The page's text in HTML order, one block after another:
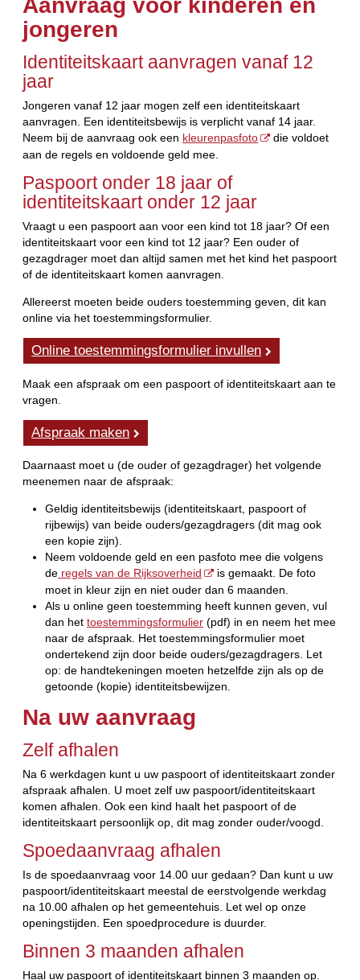
Aanvraag voor kinderen en
jongeren
Identiteitskaart aanvragen vanaf 12
jaar
Jongeren vanaf 12 jaar mogen zelf een identiteitskaart
aanvragen. Een identiteitsbewijs is verplicht vanaf 14 jaar.
Neem bij de aanvraag ook een kleurenpasfoto
die voldoet
aan de regels en voldoende geld mee.
Paspoort onder 18 jaar of
identiteitskaart onder 12 jaar
Vraagt u een paspoort aan voor een kind tot 18 jaar? Of een
identiteitskaart voor een kind tot 12 jaar? Een ouder of
gezagdrager moet dan altijd samen met het kind het paspoort
of de identiteitskaart komen aanvragen.
Allereerst moeten beide ouders toestemming geven, dit kan
online via het toestemmingsformulier.
Online toestemmingsformulier invullen
Maak een afspraak om een paspoort of identiteitskaart aan te
vragen.
Afspraak maken
Daarnaast moet u (de ouder of gezagdrager) het volgende
meenemen naar de afspraak:
Geldig identiteitsbewijs (identiteitskaart, paspoort of
rijbewijs) van beide ouders/gezagdragers (dit mag ook
een kopie zijn).
Neem voldoende geld en een pasfoto mee die volgens
deregels van de Rijksoverheid
is gemaakt. De foto
moet in kleur zijn en niet ouder dan 6 maanden.
Als u online geen toestemming heeft kunnen geven, vul
dan het toestemmingsformulier(pdf) in en neem het mee
naar de afspraak. Het toestemmingsformulier moet
ondertekend zijn door beide ouders/gezagdragers. Let
op: de handtekeningen moeten hetzelfde zijn als op de
getoonde (kopie) identiteitsbewijzen.
Na uw aanvraag
Zelf afhalen
Na 6 werkdagen kunt u uw paspoort of identiteitskaart zonder
afspraak afhalen. U moet zelf uw paspoort/identiteitskaart
komen afhalen. Ook een kind haalt het paspoort of de
identiteitskaart persoonlijk op, dit mag zonder ouder/voogd.
Spoedaanvraag afhalen
Is de spoedaanvraag voor 14.00 uur gedaan? Dan kunt u uw
paspoort/identiteitskaart meestal de eerstvolgende werkdag
na 10.00 afhalen op het gemeentehuis. Let wel op onze
openingstijden. Een spoedprocedure is duurder.
Binnen 3 maanden afhalen
Haal uw paspoort of identiteitskaart binnen 3 maanden op.